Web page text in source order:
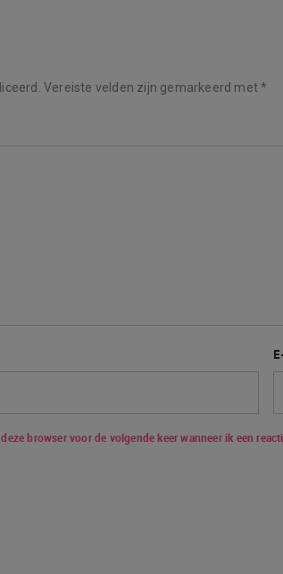
Vereiste velden zijn gemarkeerd met*
browser voor de volgende keer wanneer ik een